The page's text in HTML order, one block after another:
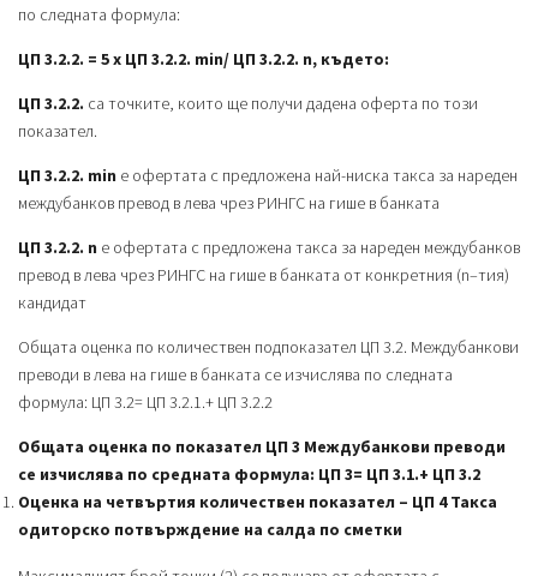
по следната формула:
ЦП 3.2.2. = 5 х ЦП 3.2.2. min/ ЦП 3.2.2. n, където:
ЦП 3.2.2. са точките, които ще получи дадена оферта по този
показател.
ЦП 3.2.2. min е офертата с предложена най-ниска такса за нареден
междубанков превод в лева чрез РИНГС на гише в банката
ЦП 3.2.2. n е офертата с предложена такса за нареден междубанков
превод в лева чрез РИНГС на гише в банката от конкретния (n–тия)
кандидат
Общата оценка по количествен подпоказател ЦП 3.2. Междубанкови
преводи в лева на гише в банката се изчислява по следната
формула: ЦП 3.2= ЦП 3.2.1.+ ЦП 3.2.2
Общата оценка по показател ЦП 3 Междубанкови преводи
се изчислява по средната формула: ЦП 3= ЦП 3.1.+ ЦП 3.2
Оценка на четвъртия количествен показател – ЦП 4 Такса
одиторско потвърждение на салда по сметки